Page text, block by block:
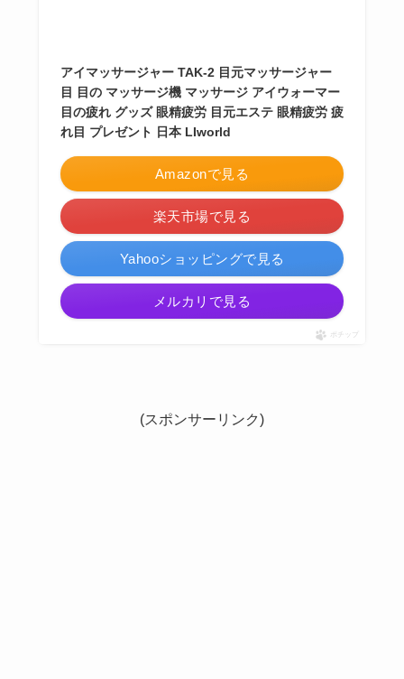
アイマッサージャー TAK-2 目元マッサージャー
目 目の マッサージ機 マッサージ アイウォーマー
目の疲れ グッズ 眼精疲労 目元エステ 眼精疲労 疲
れ目 プレゼント 日本 LIworld
Amazonで見る
楽天市場で見る
Yahooショッピングで見る
メルカリで見る
ポチップ
(スポンサーリンク)